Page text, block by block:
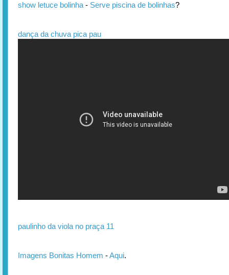
show letuce bolinha - Serve piscina de bolinhas?
dança da chuva pica pau
paulinho da viola no praça 11
Imagens Bonitas Homem -Aqui.